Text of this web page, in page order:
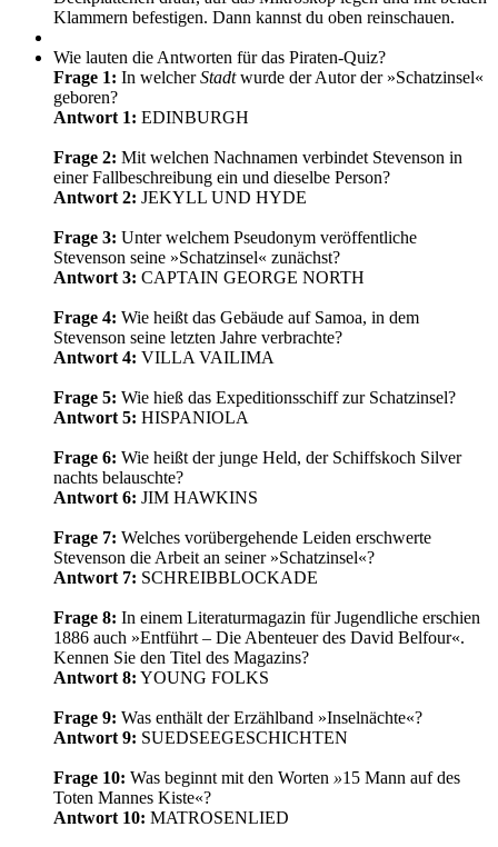
Klammern befestigen. Dann kannst du oben reinschauen.
Wie lauten die Antworten für das Piraten-Quiz?
Frage 1: In welcherStadtwurde der Autor der »Schatzinsel«
geboren?
Antwort 1: EDINBURGH
Frage 2: Mit welchen Nachnamen verbindet Stevenson in
einer Fallbeschreibung ein und dieselbe Person?
Antwort 2: JEKYLL UND HYDE
Frage 3: Unter welchem Pseudonym veröffentliche
Stevenson seine »Schatzinsel« zunächst?
Antwort 3: CAPTAIN GEORGE NORTH
Frage 4: Wie heißt das Gebäude auf Samoa, in dem
Stevenson seine letzten Jahre verbrachte?
Antwort 4: VILLA VAILIMA
Frage 5: Wie hieß das Expeditionsschiff zur Schatzinsel?
Antwort 5: HISPANIOLA
Frage 6: Wie heißt der junge Held, der Schiffskoch Silver
nachts belauschte?
Antwort 6: JIM HAWKINS
Frage 7: Welches vorübergehende Leiden erschwerte
Stevenson die Arbeit an seiner »Schatzinsel«?
Antwort 7: SCHREIBBLOCKADE
Frage 8: In einem Literaturmagazin für Jugendliche erschien
1886 auch »Entführt – Die Abenteuer des David Belfour«.
Kennen Sie den Titel des Magazins?
Antwort 8: YOUNG FOLKS
Frage 9: Was enthält der Erzählband »Inselnächte«?
Antwort 9: SUEDSEEGESCHICHTEN
Frage 10: Was beginnt mit den Worten »15 Mann auf des
Toten Mannes Kiste«?
Antwort 10: MATROSENLIED